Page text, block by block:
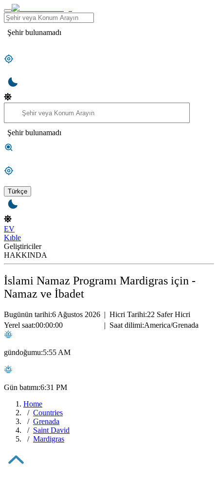
Şehir bulunamadı
Şehir bulunamadı
Türkçe
EV
Kıble
Geliştiriciler
HAKKINDA
İslami Namaz Programı Mardigras için -
Namaz ve İbadet
Bugünün tarihi:6 Ağustos 2026 | Hicri Tarihi:22 Safer Hicri
Yerel saat:00:00:00 | Saat dilimi:America/Grenada
gündoğumu:5:55 AM
Gün batımı:6:31 PM
Home
Countries
Grenada
Saint David
Mardigras